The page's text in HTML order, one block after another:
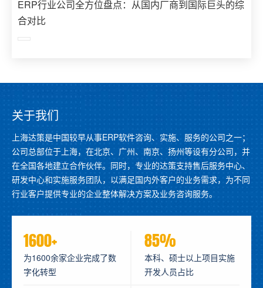
ERP行业公司全方位盘点：从国内厂商到国际巨头的综
合对比
关于我们
上海达策是中国较早从事ERP软件咨询、实施、服务的公司之一；
公司总部位于上海，在北京、广州、南京、扬州等设有分公司，并
在全国各地建立合作伙伴。同时，专业的达策支持售后服务中心、
研发中心和实施服务团队，以满足国内外客户的业务需求，为不同
行业客户提供专业的企业整体解决方案及业务咨询服务。
1600+
为1600余家企业完成了数
字化转型
85%
本科、硕士以上项目实施
开发人员占比